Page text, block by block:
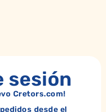
sesión
Cretors.com!
desde el